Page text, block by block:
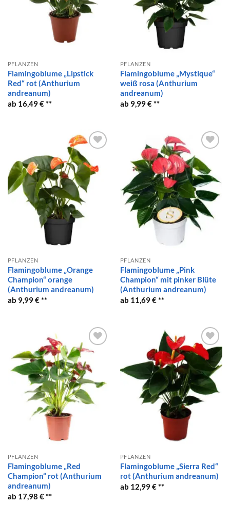
PFLANZEN
Flamingoblume „Lipstick
Red“ rot (Anthurium
andreanum)
16,49€
PFLANZEN
Flamingoblume „Mystique“
weiß rosa (Anthurium
andreanum)
9,99€
Auf die
Wunschliste
PFLANZEN
Flamingoblume „Orange
Champion“ orange
(Anthurium andreanum)
9,99€
Auf die
Wunschliste
PFLANZEN
Flamingoblume „Pink
Champion“ mit pinker Blüte
(Anthurium andreanum)
11,69€
Auf die
Wunschliste
PFLANZEN
Flamingoblume „Red
Champion“ rot (Anthurium
andreanum)
17,98 €
Auf die
Wunschliste
PFLANZEN
Flamingoblume „Sierra Red“
rot (Anthurium andreanum)
12,99€